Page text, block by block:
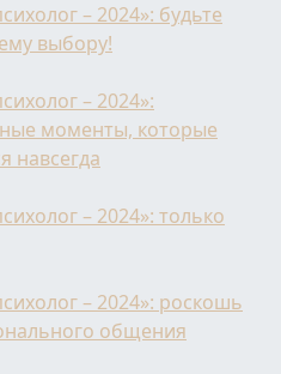
– 2024»: будьте
выбору!
– 2024»:
моменты, которые
навсегда
– 2024»: только
– 2024»: роскошь
общения